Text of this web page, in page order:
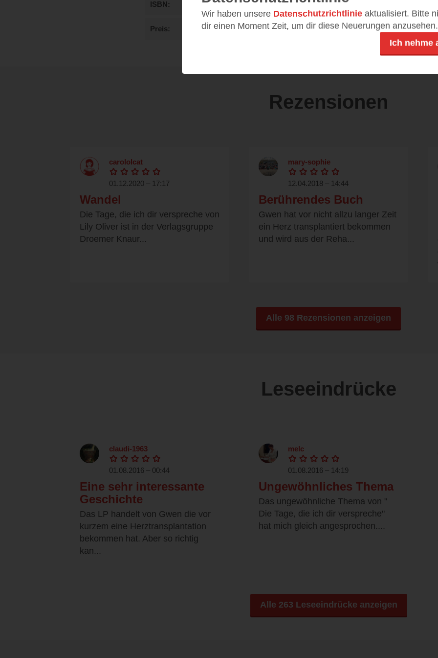
ISBN 978-3-426-51676-8
Preis DE9,99 €
Rezensionen
carololcat
01.12.2020 – 17:17
Wandel
Die Tage, die ich dir verspreche von
Lily Oliver ist in der Verlagsgruppe
Droemer Knaur...
mary-sophie
12.04.2018 – 14:44
Berührendes Buch
Gwen hat vor nicht allzu langer Zeit
ein Herz transplantiert bekommen
und wird aus der Reha...
Alle 98 Rezensionen anzeigen
Leseeindrücke
claudi-1963
01.08.2016 – 00:44
Eine sehr interessante
Geschichte
Das LP handelt von Gwen die vor
kurzem eine Herztransplantation
bekommen hat. Aber so richtig
kan...
melc
01.08.2016 – 14:19
Ungewöhnliches Thema
Das ungewöhnliche Thema von "
Die Tage, die ich dir verspreche"
hat mich gleich angesprochen....
Alle 263 Leseeindrücke anzeigen
Wir haben unsere Datenschutzrichtlinie aktualisiert. Bitte
dir einen Moment Zeit, um dir diese Neuerungen anzusehen.
Ich nehme